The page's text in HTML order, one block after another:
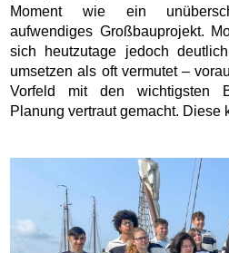
Moment wie ein
aufwendiges Großbauprojekt.
sich heutzutage jedoch
umsetzen als oft vermutet –
Vorfeld mit den wichtigsten
Planung vertraut gemacht. Diese